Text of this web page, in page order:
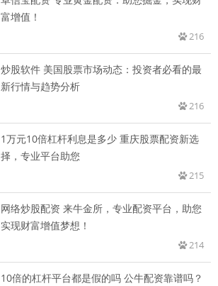
富增值！
216
炒股软件 美国股票市场动态：投资者必看的最
新行情与趋势分析
216
1万元10倍杠杆利息是多少 重庆股票配资新选
择，专业平台助您
215
网络炒股配资 来牛金所，专业配资平台，助您
实现财富增值梦想！
214
10倍的杠杆平台都是假的吗 公牛配资靠谱吗？